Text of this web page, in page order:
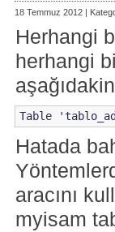
18 Temmuz 2012 |
Herhangi
herhangi
Table
Hatada
aracını
myisam